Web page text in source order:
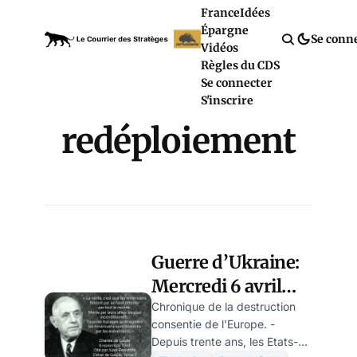
FranceIdées
Épargne
Vidéos
Règles du CDS
Se connecter
S'inscrire
Se
redéploiement
Guerre d’Ukraine:
Mercredi 6 avril
2022 – Jour 42 –
fin de journée
Chronique de la destruction
consentie de l'Europe. -
Depuis trente ans, les Etats-